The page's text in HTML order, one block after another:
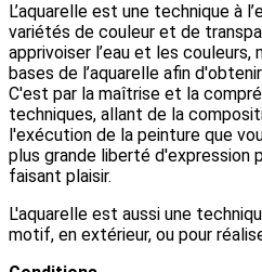
L’aquarelle est une technique à
variétés de couleur et de
apprivoiser l’eau et les
bases de l’aquarelle afin
C'est par la maîtrise et la
techniques, allant de la
l'exécution de la peinture que
plus grande liberté d'expression
faisant plaisir.
L'aquarelle est aussi une
motif, en extérieur, ou pour